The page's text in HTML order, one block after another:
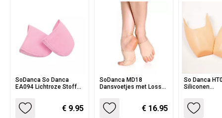
SoDanca So Danca
EA094 Lichtroze Stoffen
Spitzen
€ 9.95
SoDanca MD18
Dansvoetjes met Losse
€ 16.95
So Danca
Siliconen
Spitzen